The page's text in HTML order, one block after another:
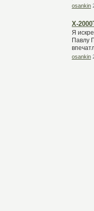
osankin
Х-
Я
Павлу
osankin